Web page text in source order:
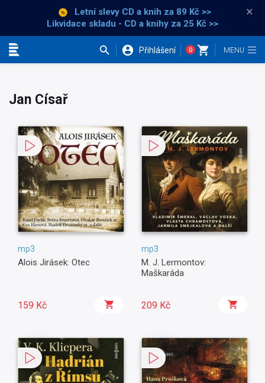
Letní slevy CD a knih za 89 Kč >>
Likvidace skladu - CD a knihy za 25 Kč >>
×
Přihlášení 0
Jan Císař
mp3
Alois Jirásek: Otec
159 Kč
mp3
M. J. Lermontov:
Maškaráda
209 Kč